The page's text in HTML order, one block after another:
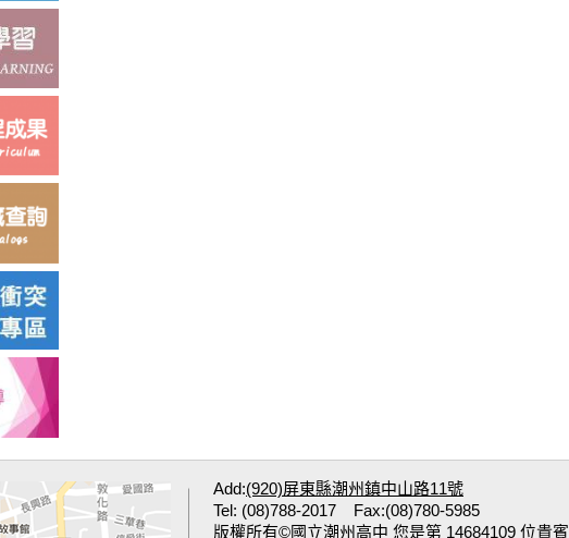
Add:(920)屏東縣潮州鎮中山路11號
Tel: (08)788-2017 Fax:(08)780-5985
版權所有©國立潮州高中 您是第 14684109 位貴賓